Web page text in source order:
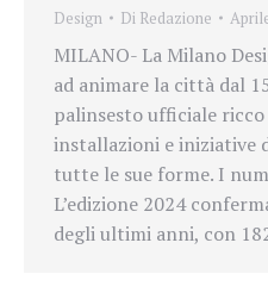
Design Di Redazione
MILANO- La Milano
ad animare la città dal
palinsesto ufficiale
installazioni e iniziative
tutte le sue forme. I
L’edizione 2024
degli ultimi anni, con